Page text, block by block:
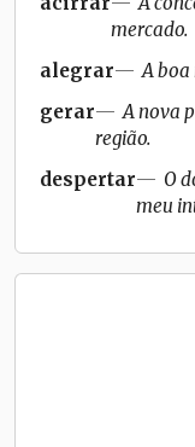
mercado.
alegrar
A boa
gerar
A nova
região.
despertar
O
meu